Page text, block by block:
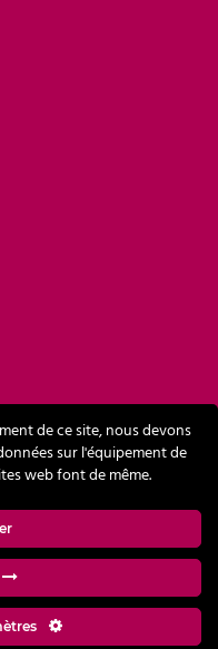
de ce site, nous devons
sur l'équipement de
web font de même.